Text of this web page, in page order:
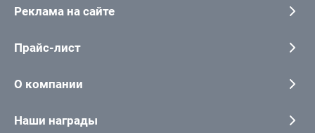
Реклама на сайте
Прайс-лист
О компании
Наши награды